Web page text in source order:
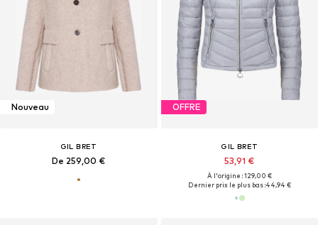
Nouveau
GIL BRET
De 259,00 €
OFFRE
GIL BRET
53,91 €
À l'origine : 129,00 €
Dernier prix le plus bas :44,94 €